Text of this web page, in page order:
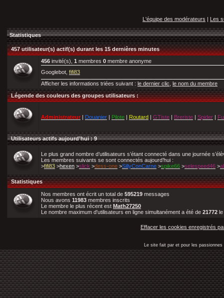
L'équipe des modérateurs | Les
Statistiques
457 utilisateur(s) actif(s) durant les 15 dernières minutes
456 invité(s), 1 membres 0 membre anonyme
Googlebot, fifi83
Afficher les informations triées suivant : le dernier clic le nom du membre
Légende des couleurs des groupes utilisateurs :
Administrateur | Douanier | Pilote | Routard | GTiste | Breriste | Spider |
Utilisateurs actifs aujourd’hui : 9
Le plus grand nombre d’utilisateurs s’étant connecté dans une journée
Les membres suivants se sont connectés aujourd’hui :
>fifi83 >hexen >slick >dess-one >SillyConCarne >spike66 >selespeed46 >
Statistiques
Nos membres ont écrit un total de 595219 messages
Nous avons 11983 membres inscrits
Le membre le plus récent est Math27250
Le nombre maximum d'utilisateurs en ligne simultanément a été de 21772 le
Effacer les cookies enregistrés
Le site fait par et pour les